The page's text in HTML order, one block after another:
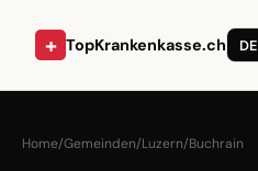
+ TopKrankenkasse.ch DE
Home/Gemeinden/Luzern/Buchrain